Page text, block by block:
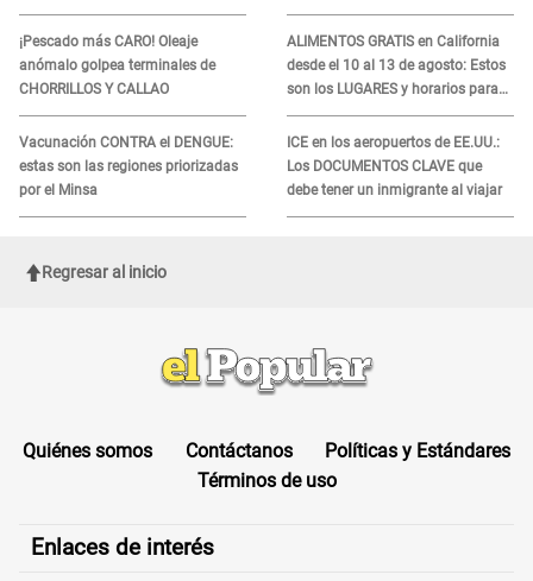
¡Pescado más CARO! Oleaje
anómalo golpea terminales de
CHORRILLOS Y CALLAO
Vacunación CONTRA el DENGUE:
estas son las regiones priorizadas
por el Minsa
ALIMENTOS GRATIS en California
desde el 10 al 13 de agosto: Estos
son los LUGARES y horarios para
recibir la ayuda
ICE en los aeropuertos de EE.UU.:
Los DOCUMENTOS CLAVE que
debe tener un inmigrante al viajar
Regresar al inicio
Quiénes somos Contáctanos
Políticas y Estándares
Términos de uso
Enlaces de interés